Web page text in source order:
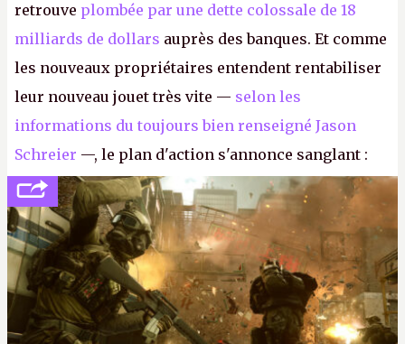
retrouve plombée par une dette colossale de 18
milliards de dollars auprès des banques. Et comme
les nouveaux propriétaires entendent rentabiliser
leur nouveau jouet très vite — selon les
informations du toujours bien renseigné Jason
Schreier —, le plan d'action s'annonce sanglant :
réductions de coûts drastiques, fermetures de
studios et licenciements massifs. En gros, essorer
FCetBattlefield, puis virer le reste.P.